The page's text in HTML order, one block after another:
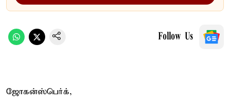
Follow Us
ஜோகன்ஸ்பெர்க்,